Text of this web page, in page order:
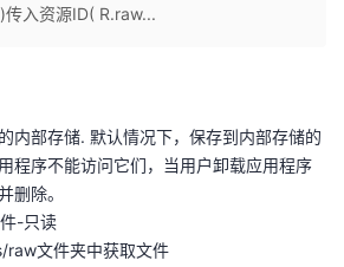
入资源ID( R.raw...
内部存储. 默认情况下，保存到内部存储的
程序不能访问它们，当用户卸载应用程序
删除。
-只读
raw文件夹中获取文件